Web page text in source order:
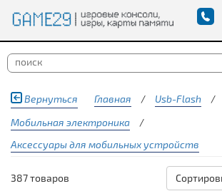
Вернуться Главная / Usb-Flash
/
Мобильная электроника
/
Аксессуары для мобильных устройств
387 товаров